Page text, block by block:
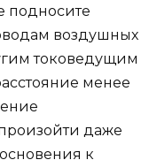
подносите
воздушных
токоведущим
менее
даже
к